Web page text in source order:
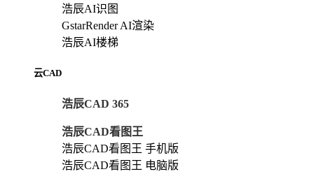
浩辰AI识图
GstarRender AI渲染
浩辰AI楼梯
云CAD
浩辰CAD 365
浩辰CAD看图王
浩辰CAD看图王 手机版
浩辰CAD看图王 电脑版